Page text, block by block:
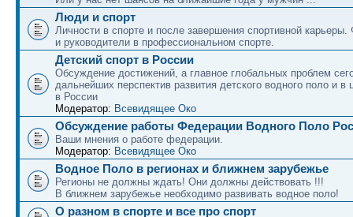
Люди и спорт
Личности в спорте и после завершения спортивной карьеры.
и руководители в профессиональном спорте.
Детский спорт в России
Обсуждение достижений, а главное глобальных проблем
дальнейших перспектив развития детского водного поло и в
в России
Модератор: Всевидящее Око
Обсуждение работы Федерации Водного Поло
Ваши мнения о работе федерации.
Модератор: Всевидящее Око
Водное Поло в регионах и ближнем зарубежье
Регионы не должны ждать! Они должны действовать !!!
В ближнем зарубежье необходимо развивать водное поло!
О разном в спорте и все про спорт